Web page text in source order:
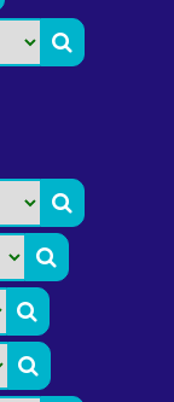




